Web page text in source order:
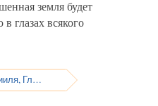
земля будет
глазах всякого
Книга пророка Иезекииля, Глава 36